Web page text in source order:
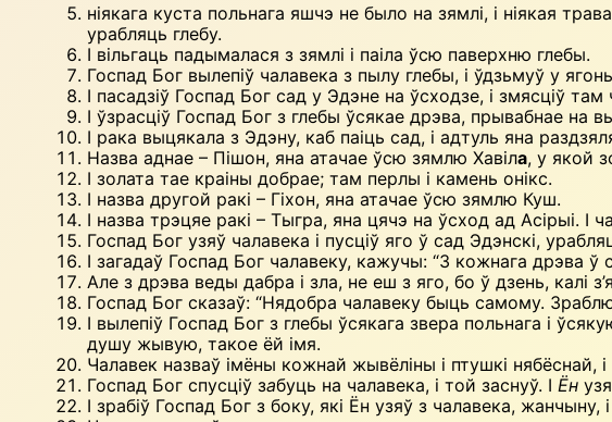
ніякага куста польнага яшчэ не было на зямлі, і ніякая
урабляць глебу.
І вільгаць падымалася з зямлі і паіла ўсю паверхню глебы.
Госпад Бог вылепіў чалавека з пылу глебы, і ўдзьмуў у
І пасадзіў Госпад Бог сад у Эдэне на ўсходзе, і змясціў там
І ўзрасціў Госпад Бог з глебы ўсякае дрэва, прывабнае на
І рака выцякала з Эдэну, каб паіць сад, і адтуль яна
Назва аднае – Пішон, яна атачае ўсю зямлю Хавіла, у якой
І золата тае краіны добрае; там перлы і камень онікс.
І назва другой ракі – Гіхон, яна атачае ўсю зямлю Куш.
І назва трэцяе ракі – Тыгра, яна цячэ на ўсход ад Асірыі. І
Госпад Бог узяў чалавека і пусціў яго ў сад Эдэнскі,
І загадаў Госпад Бог чалавеку, кажучы: “З кожнага дрэва ў
Але з дрэва веды дабра і зла, не еш з яго, бо ў дзень, калі
Госпад Бог сказаў: “Нядобра чалавеку быць самому.
І вылепіў Госпад Бог з глебы ўсякага звера польнага і
душу жывую, такое ёй імя.
Чалавек назваў імёны кожнай жывёліны і птушкі
Госпад Бог спусціў забуць на чалавека, і той заснуў. І Ён
I зрабіў Госпад Бог з боку, які Ён узяў з чалавека, жанчыну,